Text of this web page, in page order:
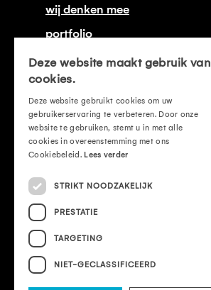
wij denken mee
portfolio
onze certificeringen
contact
offerte aanvragen
mvo
privacyverklaring
cookieverklaring
Vacatures
Deze website maakt gebruik van
cookies.
Deze website gebruikt cookies om uw
gebruikerservaring te verbeteren. Door onze
website te gebruiken, stemt u in met alle
cookies in overeenstemming met ons
Cookiebeleid. Lees verder
STRIKT NOODZAKELIJK
PRESTATIE
TARGETING
NIET-GECLASSIFICEERD